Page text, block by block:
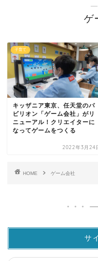
―
ゲ
子育て
キッザニア東京、任天堂のパ
ビリオン「ゲーム会社」がリ
ニューアル！クリエイターに
なってゲームをつくる
2022年3月24
HOME ゲーム会社
サ